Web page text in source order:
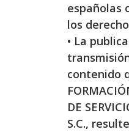
españolas
los
• La
contenido
DE
S.C.,